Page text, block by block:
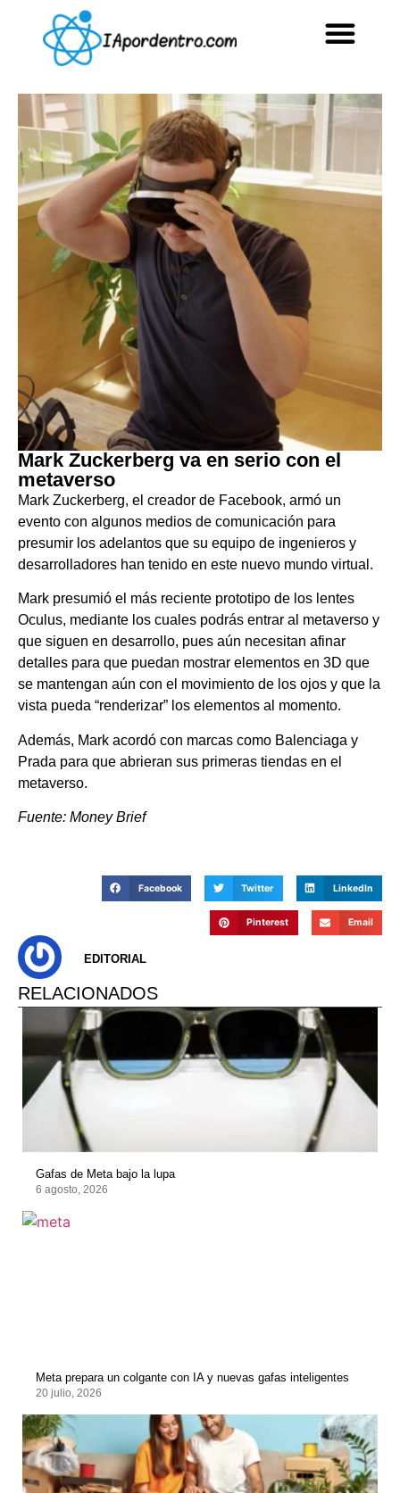
Mark Zuckerberg va en serio con el
metaverso
Mark Zuckerberg, el creador de Facebook, armó un
evento con algunos medios de comunicación para
presumir los adelantos que su equipo de ingenieros y
desarrolladores han tenido en este nuevo mundo virtual.
Mark presumió el más reciente prototipo de los lentes
Oculus, mediante los cuales podrás entrar al metaverso y
que siguen en desarrollo, pues aún necesitan afinar
detalles para que puedan mostrar elementos en 3D que
se mantengan aún con el movimiento de los ojos y que la
vista pueda “renderizar” los elementos al momento.
Además, Mark acordó con marcas como Balenciaga y
Prada para que abrieran sus primeras tiendas en el
metaverso.
Fuente: Money Brief
Facebook Twitter LinkedIn
Pinterest Email
EDITORIAL
RELACIONADOS
Gafas de Meta bajo la lupa
6 agosto, 2026
Meta prepara un colgante con IA y nuevas gafas inteligentes
20 julio, 2026